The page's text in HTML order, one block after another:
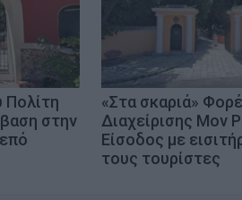
Πολίτη
στην
«Στα σκαριά»
Διαχείρισης Μον
Είσοδος με
τους τουρίστες